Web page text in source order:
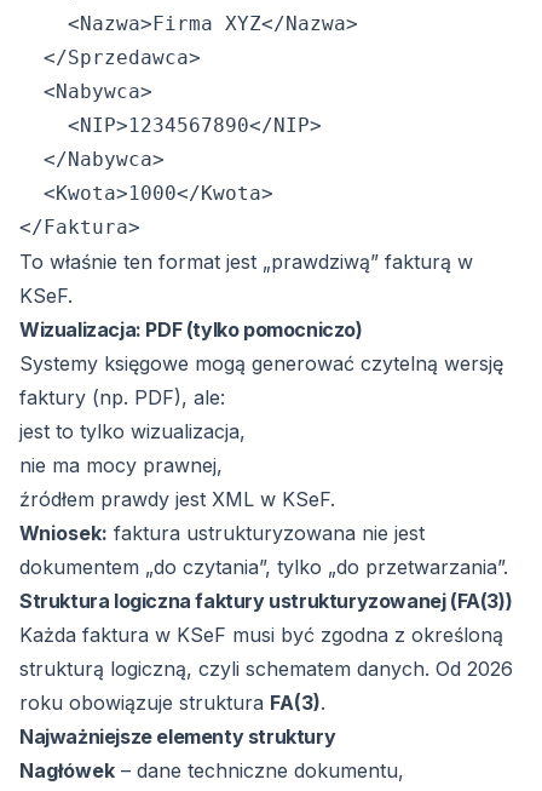
    <Nazwa>Firma XYZ</Nazwa>
  </Sprzedawca>
  <Nabywca>
    <NIP>1234567890</NIP>
  </Nabywca>
  <Kwota>1000</Kwota>
To właśnie ten format jest „prawdziwą” fakturą w
KSeF.
Wizualizacja: PDF (tylko pomocniczo)
Systemy księgowe mogą generować czytelną wersję
faktury (np. PDF), ale:
jest to tylko wizualizacja,
nie ma mocy prawnej,
źródłem prawdy jest XML w KSeF.
Wniosek: faktura ustrukturyzowana nie jest
dokumentem „do czytania”, tylko „do przetwarzania”.
Struktura logiczna faktury ustrukturyzowanej (FA(3))
Każda faktura w KSeF musi być zgodna z określoną
strukturą logiczną, czyli schematem danych. Od 2026
roku obowiązuje struktura FA(3).
Najważniejsze elementy struktury
Nagłówek – dane techniczne dokumentu,